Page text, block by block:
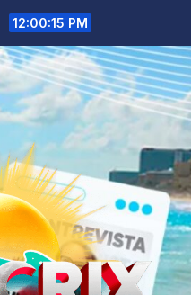
12:00:16 PM